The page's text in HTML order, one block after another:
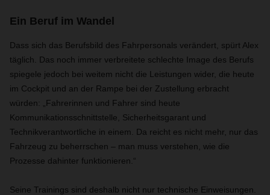
Ein Beruf im Wandel
Dass sich das Berufsbild des Fahrpersonals verändert, spürt Alex
täglich. Das noch immer verbreitete schlechte Image des Berufs
spiegele jedoch bei weitem nicht die Leistungen wider, die heute
im Cockpit und an der Rampe bei der Zustellung erbracht
würden: „Fahrerinnen und Fahrer sind heute
Kommunikationsschnittstelle, Sicherheitsgarant und
Technikverantwortliche in einem. Da reicht es nicht mehr, nur das
Fahrzeug zu beherrschen – man muss verstehen, wie die
Prozesse dahinter funktionieren.“
Seine Trainings sind deshalb nicht nur technische Einweisungen.